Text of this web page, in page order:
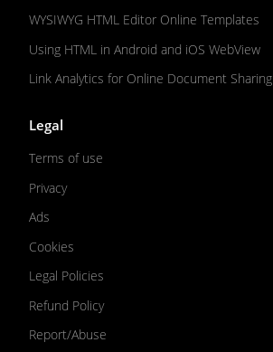
WYSIWYG HTML Editor Online Templates
Using HTML in Android and iOS WebView
Link Analytics for Online Document Sharing
Legal
Terms of use
Privacy
Ads
Cookies
Legal Policies
Refund Policy
Report/Abuse